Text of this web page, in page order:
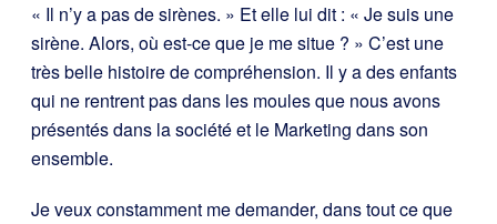
« Il n’y a pas de sirènes. » Et elle lui dit : « Je suis une
sirène. Alors, où est-ce que je me situe ? » C’est une
très belle histoire de compréhension. Il y a des enfants
qui ne rentrent pas dans les moules que nous avons
présentés dans la société et le Marketing dans son
ensemble.
Je veux constamment me demander, dans tout ce que